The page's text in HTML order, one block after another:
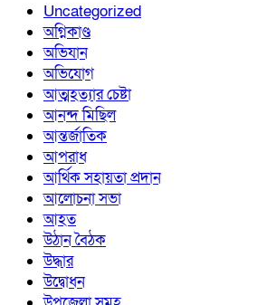
Uncategorized
অগ্নিকাণ্ড
অভিযান
অভিযোগ
আত্মহত্যার চেষ্টা
আনন্দ মিছিল
আন্তর্জাতিক
আপরাধ
আর্থিক সহায়তা প্রদান
আলোচনা সভা
আহত
উঠান বৈঠক
উদ্ধার
উদ্বোধন